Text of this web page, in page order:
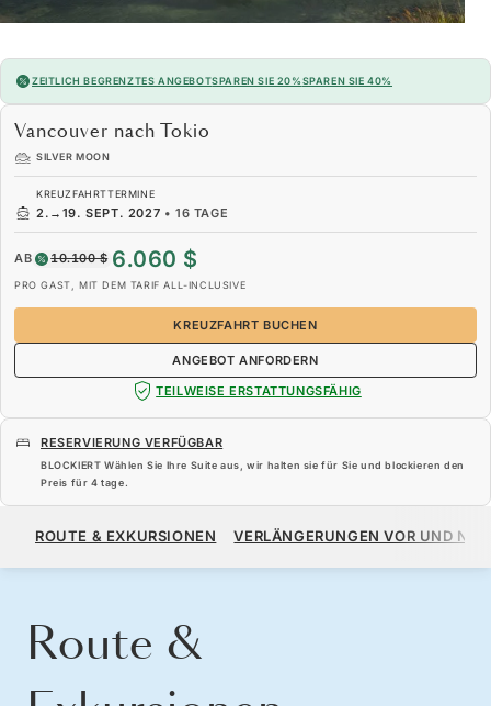
ZEITLICH BEGRENZTES ANGEBOTSPAREN SIE 20%SPAREN SIE 40%
Vancouver nach Tokio
SILVER MOON
KREUZFAHRTTERMINE
2. → 19. SEPT. 2027 •16 TAGE
AB 10.100 $ 6.060 $
PRO GAST, MIT DEM TARIF ALL-INCLUSIVE
KREUZFAHRT BUCHEN
ANGEBOT ANFORDERN
TEILWEISE ERSTATTUNGSFÄHIG
RESERVIERUNG VERFÜGBAR
BLOCKIERT Wählen Sie Ihre Suite aus, wir halten sie für Sie und blockieren den
Preis für 4 tage.
6.060 $
ROUTE & EXKURSIONEN VERLÄNGERUNGEN VOR UND
Route &